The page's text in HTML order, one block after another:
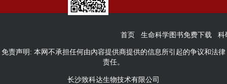
首页 生命科学图书免费下载 科
免责声明: 本网不承担任何由內容提供商提供的信息所引起的争议和法律
责任。
长沙致科达生物技术有限公司